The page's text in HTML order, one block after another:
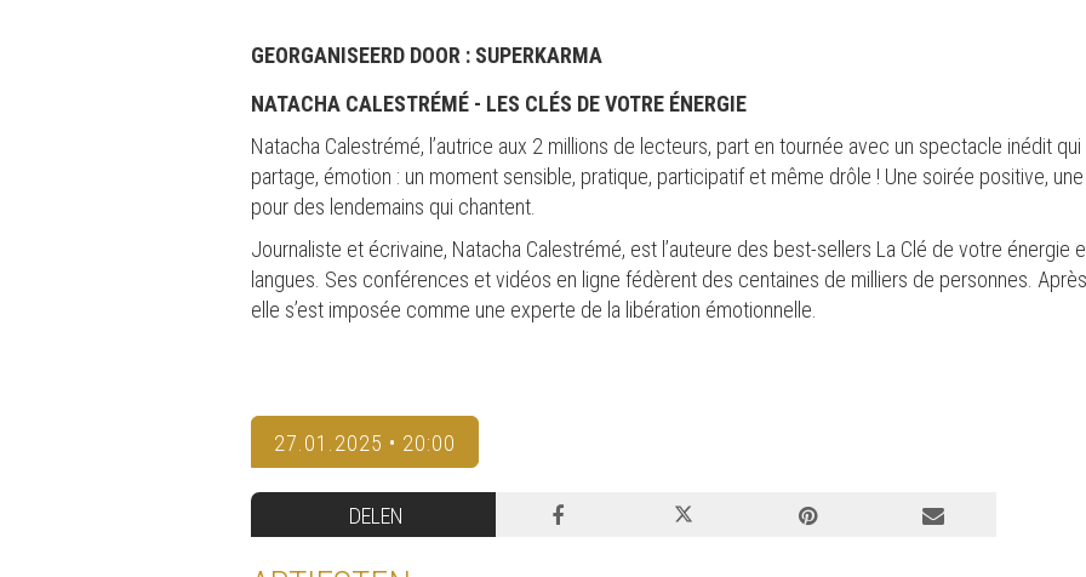
GEORGANISEERD DOOR : SUPERKARMA
NATACHA CALESTRÉMÉ - LES CLÉS DE VOTRE ÉNERGIE
Natacha Calestrémé, l’autrice aux 2 millions de lecteurs, part en tournée avec un spectacle inédit
partage, émotion : un moment sensible, pratique, participatif et même drôle ! Une soirée positive,
pour des lendemains qui chantent.
Journaliste et écrivaine, Natacha Calestrémé, est l’auteure des best-sellers La Clé de votre énergie
langues. Ses conférences et vidéos en ligne fédèrent des centaines de milliers de personnes.
elle s’est imposée comme une experte de la libération émotionnelle.
27.01.2025 • 20:00
DELEN